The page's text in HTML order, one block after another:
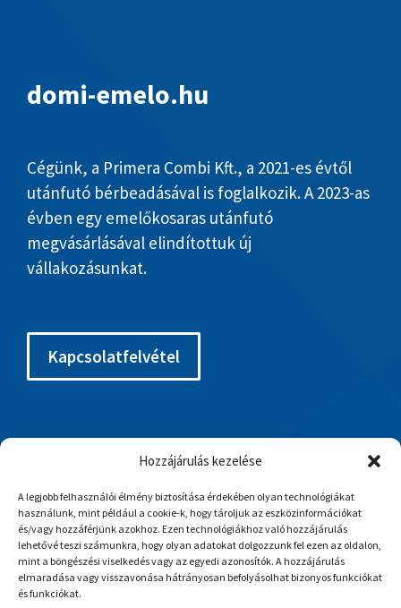
Hozzájárulás kezelése
A legjobb felhasználói élmény biztosítása érdekében olyan technológiákat
használunk, mint például a cookie-k, hogy tároljuk az eszközinformációkat
és/vagy hozzáférjünk azokhoz. Ezen technológiákhoz való hozzájárulás
lehetővé teszi számunkra, hogy olyan adatokat dolgozzunk fel ezen az oldalon,
mint a böngészési viselkedés vagy az egyedi azonosítók. A hozzájárulás
elmaradása vagy visszavonása hátrányosan befolyásolhat bizonyos funkciókat
és funkciókat.
domi-emelo.hu
Cégünk, a Primera Combi Kft., a 2021-es évtől
utánfutó bérbeadásával is foglalkozik. A 2023-as
évben egy emelőkosaras utánfutó
megvásárlásával elindítottuk új
vállakozásunkat.
Kapcsolatfelvétel
3534 Miskolc, Bertalan u. 74
+3630/88-95-888
gerocs.viktor@gmail.com